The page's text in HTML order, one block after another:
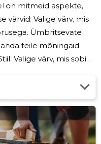
on mitmeid aspekte,
Ümbritsevate
teile mõningaid
kui linnulennult stiil
värv. Mõningad värvid
kuluda. Disain: